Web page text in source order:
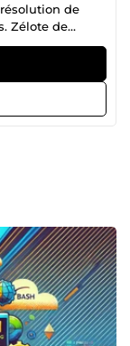
de
Zélote de